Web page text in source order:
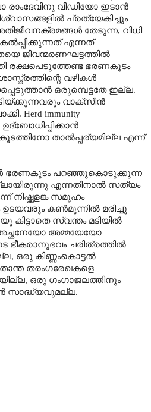
രാംദേവിനു വീഡിയോ ഇടാൻ
പ്രത്യേകിച്ചും
തേടുന്ന, വിധി
കൽപ്പിക്കുന്നത് എന്നത്
ജീവന്മരണഘട്ടത്തിൽ
രക്ഷപെടുത്തേണ്ട ഭരണകൂടം
വഴികൾ
ഒരുമ്പെട്ടതേ ഇല്ല.
വാക്സീൻ
Herd immunity
താൽപ്പര്യമില്ല എന്ന്
ഭരണകൂടം പറഞ്ഞുകൊടുക്കുന്ന
എന്നതിനാൽ സത്യം
നിഷ്ക്കളങ്ക സമൂഹം
ഉടയവരും കൺമുന്നിൽ മരിച്ചു
കിട്ടാതെ സ്വന്തം മടിയിൽ
അമ്മയേയോ
ഭീകരാനുഭവം ചരിത്രത്തിൽ
, ഒരു കിണ്ണംകൊട്ടൽ
തരംഗരേഖകളെ
, ഒരു ഗംഗാജലത്തിനും
സാദ്ധ്യവുമല്ല.